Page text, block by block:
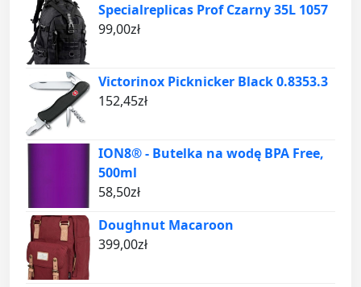
Specialreplicas Prof Czarny 35L 1057
99,00zł
Victorinox Picknicker Black 0.8353.3
152,45zł
ION8® - Butelka na wodę BPA Free,
500ml
58,50zł
Doughnut Macaroon
399,00zł